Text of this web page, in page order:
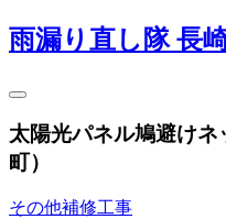
雨漏り直し隊 長
太陽光パネル鳩避けネ
町）
その他補修工事